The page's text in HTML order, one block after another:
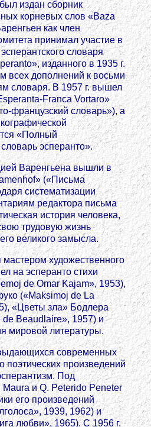
издан сборник
корневых слов «Baza
как член
принимал участие в
словаря
изданного в 1935 г.
всех дополнений к восьми
словаря. В 1957 г. вышел
Franca Vortaro»
французский словарь»), а
«Полный
эсперанто».
Варенгьена вышли в
(«Письма
систематизации
редактора письма
история человека,
трудовую жизнь
великого замысла.
мастером художественного
на эсперанто стихи
de Omar Kajam», 1953),
(«Maksimoj de La
«Цветы зла» Бодлера
Beaudlaire», 1957) и
мировой литературы.
современных
поэтических произведений
Под
и Q. Peterido Peneter
его произведений
1939, 1962) и
любви», 1965). С 1956 г.